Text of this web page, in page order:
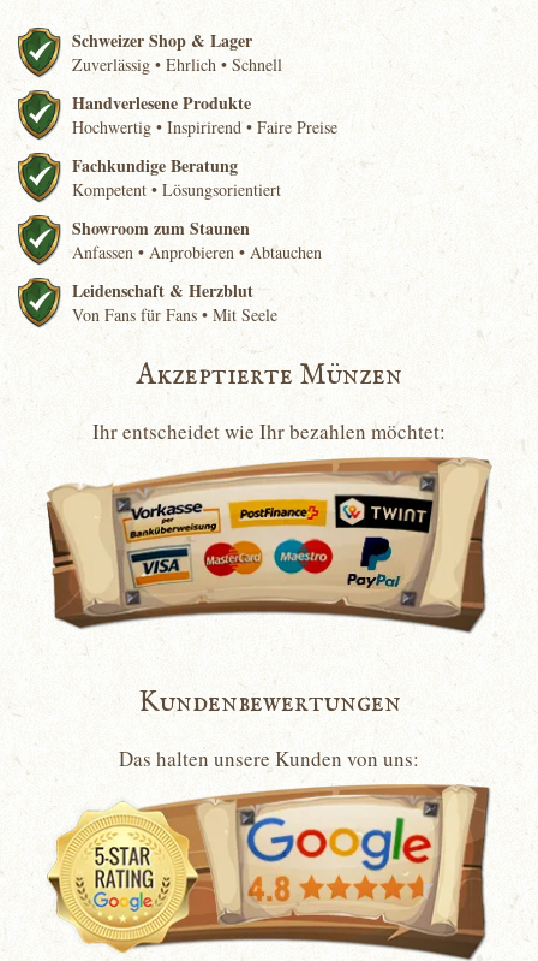
Schweizer Shop & Lager
Zuverlässig • Ehrlich • Schnell
Handverlesene Produkte
Hochwertig • Inspirirend • Faire Preise
Fachkundige Beratung
Kompetent • Lösungsorientiert
Showroom zum Staunen
Anfassen • Anprobieren • Abtauchen
Leidenschaft & Herzblut
Von Fans für Fans • Mit Seele
Akzeptierte Münzen
Ihr entscheidet wie Ihr bezahlen möchtet:
Kundenbewertungen
Das halten unsere Kunden von uns: